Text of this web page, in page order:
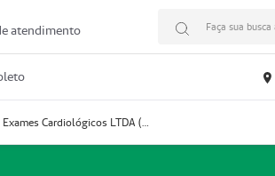
atendimento Faça sua busca
Prestador Decordis Exames Cardiológicos LTDA (51004347-4)